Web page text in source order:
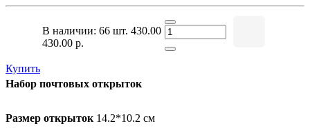
В наличии: 66 шт. 430.00
430.00 р.
Купить
Набор почтовых открыток
Размер открыток 14.2*10.2 см